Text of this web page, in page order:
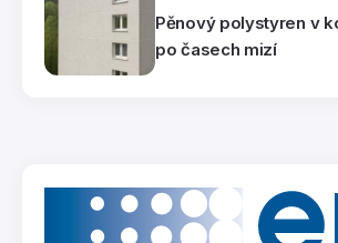
Pěnový polystyren v
po časech mizí